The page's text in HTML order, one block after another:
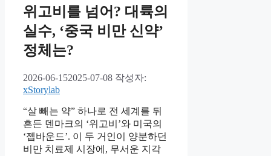
위고비를 넘어? 대륙의
실수, ‘중국 비만 신약’
정체는?
2026-06-152025-07-08 작성자:
xStorylab
“살 빼는 약” 하나로 전 세계를 뒤
흔든 덴마크의 ‘위고비’와 미국의
‘젭바운드’. 이 두 거인이 양분하던
비만 치료제 시장에, 무서운 지각